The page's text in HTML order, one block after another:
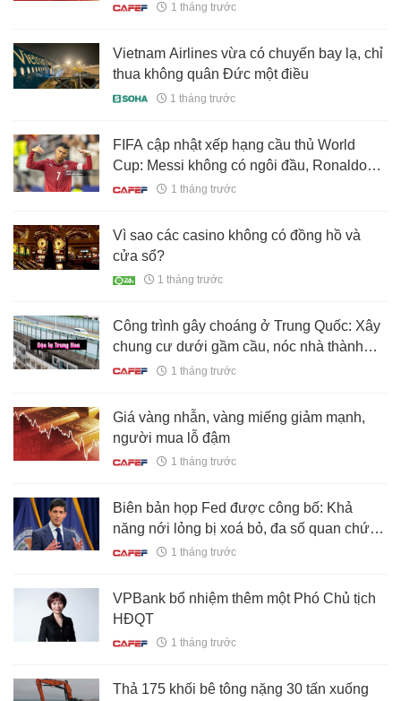
1 tháng trước
Vietnam Airlines vừa có chuyến bay lạ, chỉ
thua không quân Đức một điều
1 tháng trước
FIFA cập nhật xếp hạng cầu thủ World
Cup: Messi không có ngôi đầu, Ronaldo
văng khỏi top 50
1 tháng trước
Vì sao các casino không có đồng hồ và
cửa sổ?
1 tháng trước
Công trình gây choáng ở Trung Quốc: Xây
chung cư dưới gầm cầu, nóc nhà thành
đường xe chạy
1 tháng trước
Giá vàng nhẫn, vàng miếng giảm mạnh,
người mua lỗ đậm
1 tháng trước
Biên bản họp Fed được công bố: Khả
năng nới lỏng bị xoá bỏ, đa số quan chức
sẵn sàng tăng lãi suất nếu lạm phát không
1 tháng trước
VPBank bổ nhiệm thêm một Phó Chủ tịch
HĐQT
1 tháng trước
Thả 175 khối bê tông nặng 30 tấn xuống